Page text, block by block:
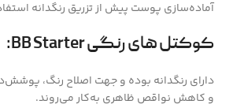
آماده‌سازی پوست پیش از تزریق رنگدانه
کوکتل های رنگی BB Starter:
دارای رنگدانه بوده و جهت اصلاح رنگ،
و کاهش نواقص ظاهری به‌کار می‌روند.